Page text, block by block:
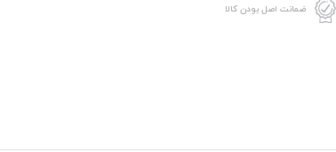
ضمانت اصل بودن کالا